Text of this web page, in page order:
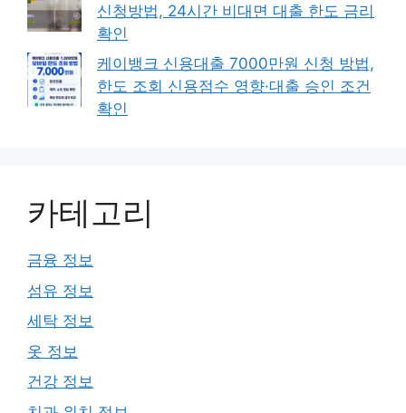
신청방법, 24시간 비대면 대출 한도 금리
확인
케이뱅크 신용대출 7000만원 신청 방법,
한도 조회 신용점수 영향·대출 승인 조건
확인
카테고리
금융 정보
섬유 정보
세탁 정보
옷 정보
건강 정보